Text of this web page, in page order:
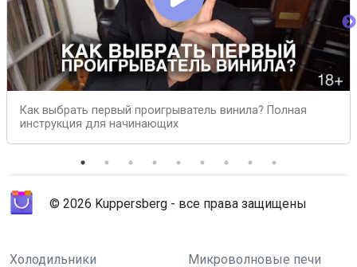
Как выбрать первый проигрыватель винила? Полная
инструкция для начинающих
© 2026 Kuppersberg - все права защищены
Холодильники Микроволновые печи